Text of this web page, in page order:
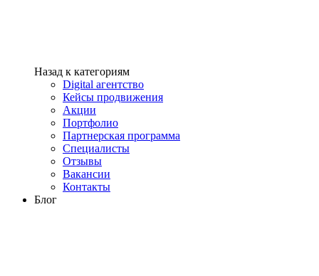
Назад к категориям
Digital агентство
Кейсы продвижения
Акции
Портфолио
Партнерская программа
Специалисты
Отзывы
Вакансии
Контакты
Блог